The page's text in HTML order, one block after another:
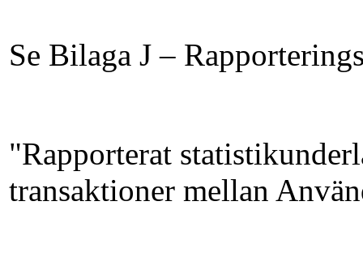
Se Bilaga J –
"Rapporterat
transaktioner mellan